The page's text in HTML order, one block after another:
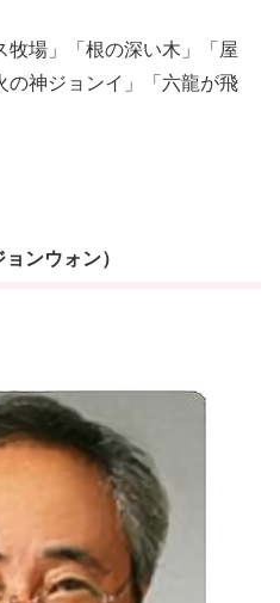
場」「根の深い木」「屋
の神ジョンイ」「六龍が飛
ンウォン）